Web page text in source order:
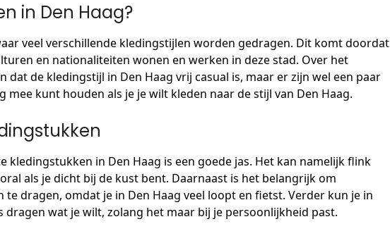
in Den Haag?
veel verschillende kledingstijlen worden gedragen. Dit komt doordat
en nationaliteiten wonen en werken in deze stad. Over het
dat de kledingstijl in Den Haag vrij casual is, maar er zijn wel een paar
mee kunt houden als je je wilt kleden naar de stijl van Den Haag.
kledingstukken in Den Haag is een goede jas. Het kan namelijk flink
als je dicht bij de kust bent. Daarnaast is het belangrijk om
dragen, omdat je in Den Haag veel loopt en fietst. Verder kun je in
dragen wat je wilt, zolang het maar bij je persoonlijkheid past.